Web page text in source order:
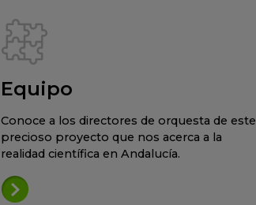
Equipo
Conoce a los directores de orquesta de este
precioso proyecto que nos acerca a la
realidad científica en Andalucía.